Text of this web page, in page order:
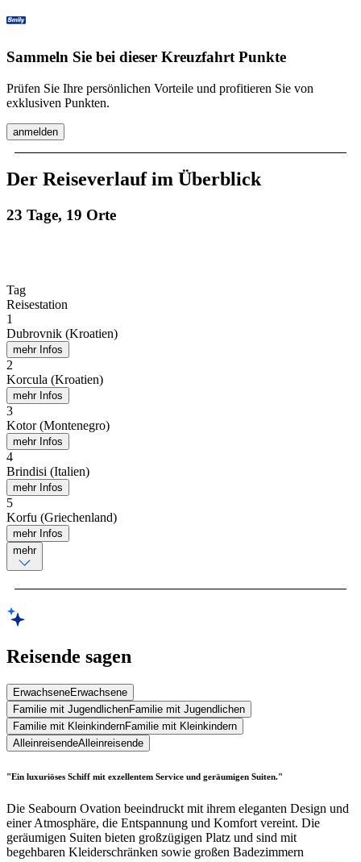
Sammeln Sie bei dieser Kreuzfahrt Punkte
Prüfen Sie Ihre persönlichen Vorteile und profitieren Sie von
exklusiven Punkten.
anmelden
Der Reiseverlauf im Überblick
23 Tage, 19 Orte
Tag
Reisestation
1
Dubrovnik (Kroatien)
mehr Infos
2
Korcula (Kroatien)
mehr Infos
3
Kotor (Montenegro)
mehr Infos
4
Brindisi (Italien)
mehr Infos
5
Korfu (Griechenland)
mehr Infos
mehr
Reisende sagen
ErwachseneErwachsene
Familie mit JugendlichenFamilie mit Jugendlichen
Familie mit KleinkindernFamilie mit Kleinkindern
AlleinreisendeAlleinreisende
"Ein luxuriöses Schiff mit exzellentem Service und geräumigen Suiten."
Die Seabourn Ovation beeindruckt mit ihrem eleganten Design und
einer Atmosphäre, die Entspannung und Komfort vereint. Die
geräumigen Suiten bieten großzügigen Platz und sind mit
begehbaren Kleiderschränken sowie großen Badezimmern